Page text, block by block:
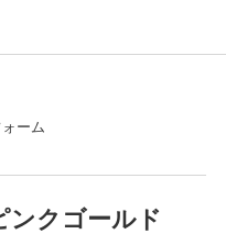
ンクゴールド